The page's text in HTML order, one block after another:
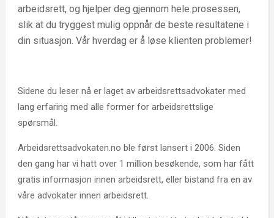
arbeidsrett, og hjelper deg gjennom hele prosessen,
slik at du tryggest mulig oppnår de beste resultatene i
din situasjon. Vår hverdag er å løse klienten problemer!
Sidene du leser nå er laget av arbeidsrettsadvokater med
lang erfaring med alle former for arbeidsrettslige
spørsmål.
Arbeidsrettsadvokaten.no ble først lansert i 2006. Siden
den gang har vi hatt over 1 million besøkende, som har fått
gratis informasjon innen arbeidsrett, eller bistand fra en av
våre advokater innen arbeidsrett.